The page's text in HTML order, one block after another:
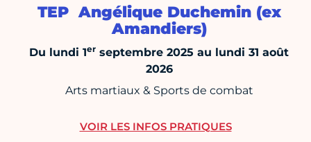
TEP Angélique Duchemin (ex
Amandiers)
Du lundi 1er septembre 2025 au lundi 31 août
2026
Arts martiaux & Sports de combat
VOIR LES INFOS PRATIQUES